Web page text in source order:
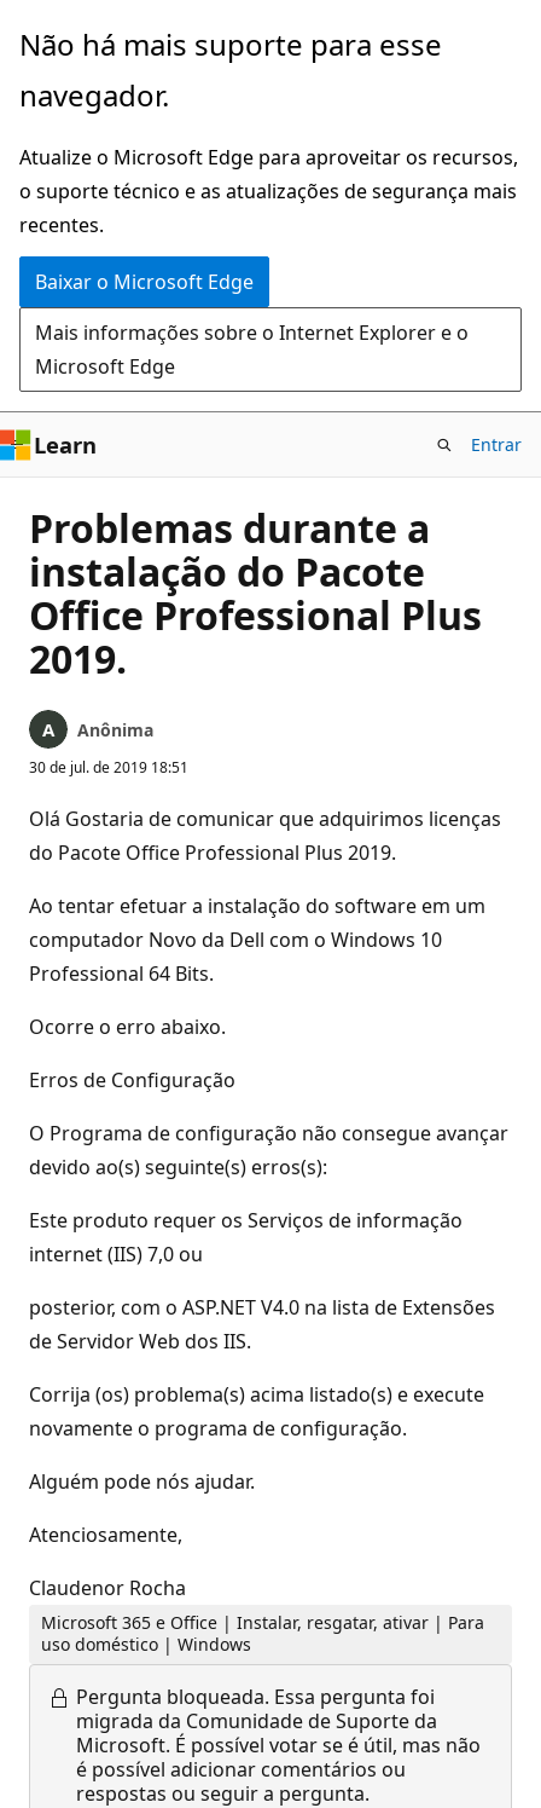
Pular
o
principal
Não há mais suporte para esse
navegador.
Atualize o Microsoft Edge para aproveitar os recursos,
o suporte técnico e as atualizações de segurança mais
recentes.
Baixar o Microsoft Edge
Mais informações sobre o Internet Explorer e o
Microsoft Edge
Learn Entrar
Problemas durante a
instalação do Pacote
Office Professional Plus
2019.
Anônima
30 de jul. de 2019 18:51
Olá Gostaria de comunicar que adquirimos licenças
do Pacote Office Professional Plus 2019.
Ao tentar efetuar a instalação do software em um
computador Novo da Dell com o Windows 10
Professional 64 Bits.
Ocorre o erro abaixo.
Erros de Configuração
O Programa de configuração não consegue avançar
devido ao(s) seguinte(s) erros(s):
Este produto requer os Serviços de informação
internet (IIS) 7,0 ou
posterior, com o ASP.NET V4.0 na lista de Extensões
de Servidor Web dos IIS.
Corrija (os) problema(s) acima listado(s) e execute
novamente o programa de configuração.
Alguém pode nós ajudar.
Atenciosamente,
Claudenor Rocha
Microsoft 365 e Office | Instalar, resgatar, ativar | Para
uso doméstico | Windows
Pergunta bloqueada. Essa pergunta foi
migrada da Comunidade de Suporte da
Microsoft. É possível votar se é útil, mas não
é possível adicionar comentários ou
respostas ou seguir a pergunta.